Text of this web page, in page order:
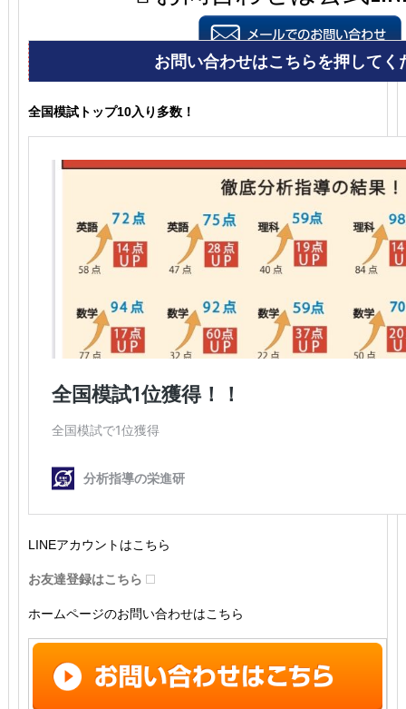
全国模試トップ10入り多数！
LINEアカウントはこちら
お友達登録はこちら
ホームページのお問い合わせはこちら